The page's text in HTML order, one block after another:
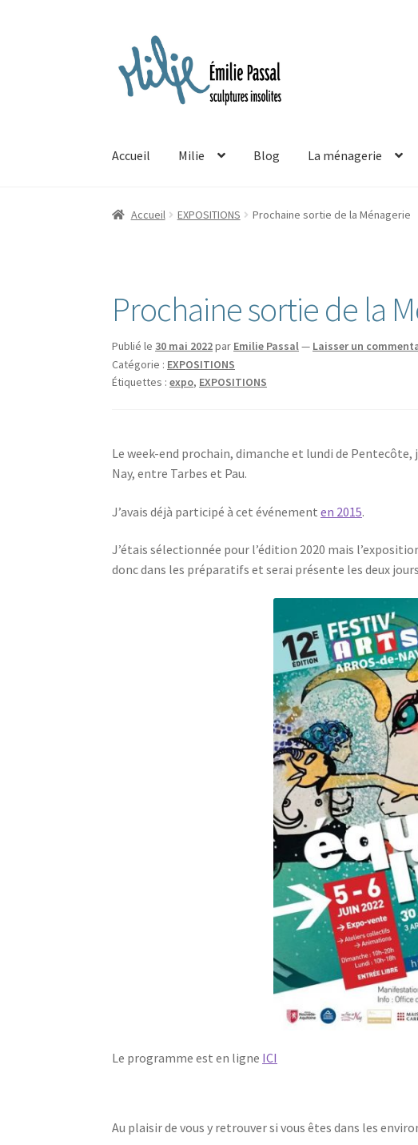
navigation
au
contenu
Accueil Milie Blog La ménagerie
Accueil EXPOSITIONS Prochaine sortie de la Ménagerie
Prochaine sortie de la
Publié le 30 mai 2022par Emilie Passal— Laisser un
Catégorie : EXPOSITIONS
Étiquettes :expo, EXPOSITIONS
Le week-end prochain, dimanche et lundi de Pentecôte,
Nay, entre Tarbes et Pau.
J’avais déjà participé à cet événementen 2015.
J’étais sélectionnée pour l’édition 2020 mais
donc dans les préparatifs et serai présente les deux
Le programme est en ligne ICI
Au plaisir de vous y retrouver si vous êtes dans les